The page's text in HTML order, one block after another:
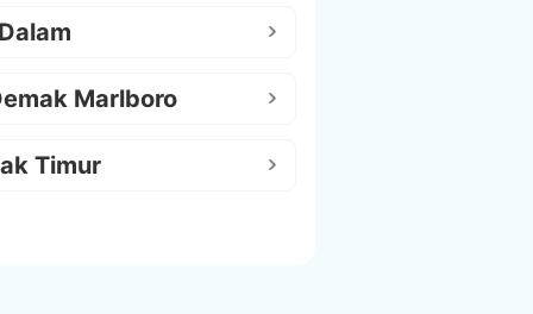
Marlboro
Timur